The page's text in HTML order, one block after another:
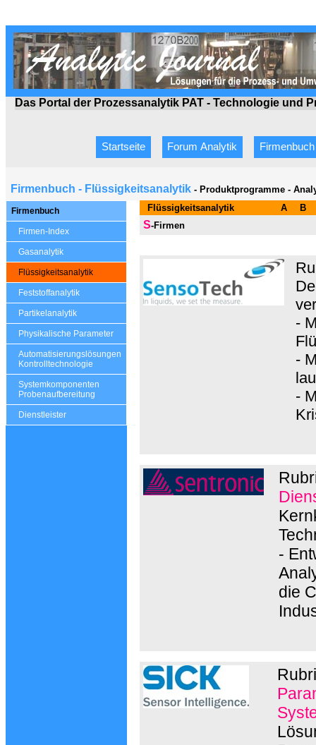
Das Portal der Prozessanalytik PAT - Technologie und
Startseite Forum Analytik Firmenbuch
Firmenbuch - Flüssigkeitsanalytik - Produktprogramme -
Firmenbuch
Firmen-Index
Gasanalytik
Flüssigkeitsanalytik
Feststoffanalytik
Partikelanalytik
Physikalische Parameter
Automatisierungslösungen
Kontrolltechnologie
Systemkomponenten
Probenaufbereitung
Dienstleister
Flüssigkeitsanalytik A B
S-Firmen
-
-
-
-
die